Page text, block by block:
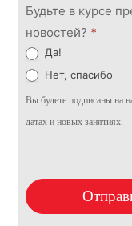
Будьте в курсе
новостей? *
Да!
Нет, спасибо
Вы будете подписаны на
датах и новых занятиях.